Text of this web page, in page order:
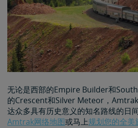
无论是西部的Empire Builder和
的Crescent和Silver Meteor，
达众多具有历史意义的知名路线的日
Amtrak网络地图或马上规划您的全美